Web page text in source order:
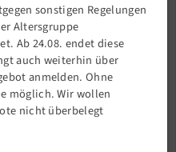
sonstigen Regelungen
Altersgruppe
Ab 24.08. endet diese
auch weiterhin über
anmelden. Ohne
möglich. Wir wollen
nicht überbelegt